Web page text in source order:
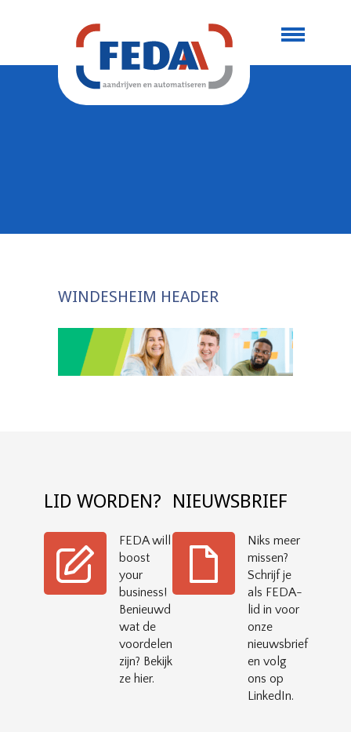
WINDESHEIM HEADER
LID WORDEN?
FEDA will
boost
your
business!
Benieuwd
wat de
voordelen
zijn? Bekijk
ze hier.
NIEUWSBRIEF
Niks meer
missen?
Schrijf je
als FEDA-
lid in voor
onze
nieuwsbrief
en volg
ons op
LinkedIn.